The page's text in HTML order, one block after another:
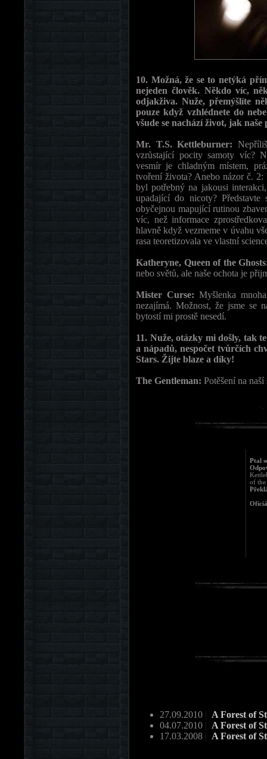
10. Možná, že se to netýká
nejeden člověk. Někdo víc,
odjakživa. Nuže, přemýšlíte
pouze když vzhlédnete do
všude se nachází život, jak naše
Mr. T.S. Kettleburner:
vzrůstající pocity samoty víc?
vesmír je chladným místem,
tvoření života? Anebo názor č.
byl potřebný na jakousi
upadající do nicoty?
obyčejnou mapující rutinou
víc, než informace
hlavně když vezmeme v úvahu
rasa teoretizovala ve vlastní
Katheryne, Queen of the
nebo světů, ale naše ochota je
Mister Curse: Myšlenka
nezajímá. Možnost, že jsme se
bytostí mi prostě nesedí.
11. Nuže, otázky mi došly, tak
a nápadů, nespočet tvůrčích
Stars. Žijte blaze a díky!
The Gentleman: Potěšení na naší
Ptal
of the
27.09.2010 | A Forest of
04.07.2010 | A Forest of
17.03.2008 | A Forest of